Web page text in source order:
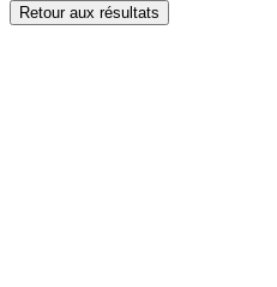
Retour aux résultats